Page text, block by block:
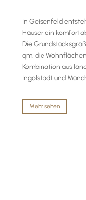
In Geisenfeld
Häuser ein
Die
qm, die
Kombination aus
Ingolstadt und
Mehr sehen